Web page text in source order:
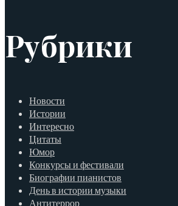
Рубрики
Новости
Истории
Интересно
Цитаты
Юмор
Конкурсы и фестивали
Биографии пианистов
День в истории музыки
Антитеррор